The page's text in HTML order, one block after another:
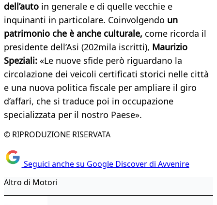
dell’auto in generale e di quelle vecchie e
inquinanti in particolare. Coinvolgendo un
patrimonio che è anche culturale, come ricorda il
presidente dell’Asi (202mila iscritti), Maurizio
Speziali: «Le nuove sfide però riguardano la
circolazione dei veicoli certificati storici nelle città
e una nuova politica fiscale per ampliare il giro
d’affari, che si traduce poi in occupazione
specializzata per il nostro Paese».
© RIPRODUZIONE RISERVATA
Seguici anche su Google Discover di Avvenire
Altro di Motori